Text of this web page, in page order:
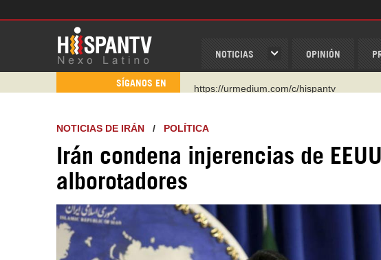
NOTICIAS OPINIÓN
SÍGANOS EN
Instagram como: hispan_tv
https://www.facebook.com/Nexolatino.Canal
https://www.youtube.com/@nexo_latino
https://t.me/hispantvcanal
NOTICIAS DE IRÁN / POLÍTICA
Irán condena injerencias de
alborotadores